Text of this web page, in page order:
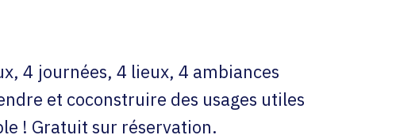
4 journées, 4 lieux, 4 ambiances
et coconstruire des usages utiles
! Gratuit sur réservation.